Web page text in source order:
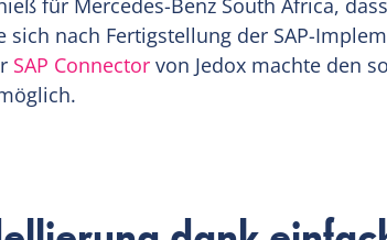
nach Fertigstellung der SAP-
SAP Connector von Jedox machte den